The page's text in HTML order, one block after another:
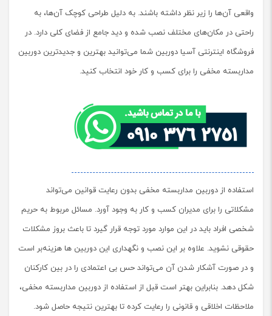
واقعی آن‌ها را زیر نظر داشته باشند. به دلیل طراحی کوچک آن‌ها، به
راحتی در مکان‌های مختلف نصب شده و دید جامع از فضای کلی دارد. در
فروشگاه اینترنتی آسیا دوربین شما می‌توانید بهترین و جدیدترین دوربین
مداربسته مخفی را برای کسب و کار خود انتخاب کنید.
استفاده از دوربین مداربسته مخفی بدون رعایت قوانین می‌تواند
مشکلاتی را برای مدیران کسب و کار به وجود آورد. مسائل مربوط به حریم
شخصی افراد باید در این موارد مورد توجه قرار گیرد تا باعث بروز مشکلات
حقوقی نشوید. علاوه بر این نصب و نگهداری این دوربین ها هزینه‌بر است
و در صورت آشکار شدن آن می‌تواند حس بی اعتمادی را در بین کارکنان
شکل دهد. بنابراین بهتر است قبل از استفاده از دوربین مداربسته مخفی،
ملاحظات اخلاقی و قانونی را رعایت کرده تا بهترین نتیجه حاصل شود.